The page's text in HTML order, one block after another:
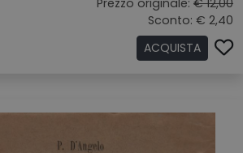
Prezzo originale: € 12,00
Sconto: € 2,40
ACQUISTA